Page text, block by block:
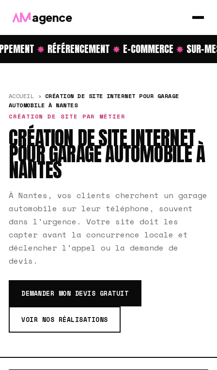
agence
✸RÉFÉRENCEMENT✸E-COMMERCE✸SUR-
ACCUEIL › CRÉATION DE SITE INTERNET POUR GARAGE
AUTOMOBILE À NANTES
CRÉATION DE SITE PAR MÉTIER
CRÉATION DE SITE INTERNET
POUR GARAGE AUTOMOBILE À
NANTES
À Nantes, vos clients cherchent un garage
automobile sur leur téléphone, souvent
dans l'urgence. Votre site doit les
capter avant la concurrence locale et
déclencher l'appel ou la demande de
devis.
DEMANDER MON DEVIS GRATUIT
VOIR NOS RÉALISATIONS